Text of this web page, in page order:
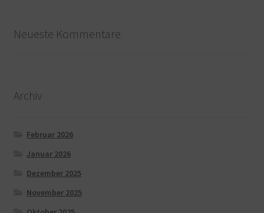
Neueste Kommentare
Archiv
Februar 2026
Januar 2026
Dezember 2025
November 2025